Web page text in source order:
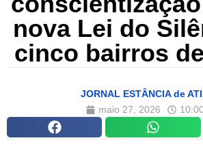
nova Lei do
cinco bairros
JORNAL ESTÂNCIA de
maio 27, 2026